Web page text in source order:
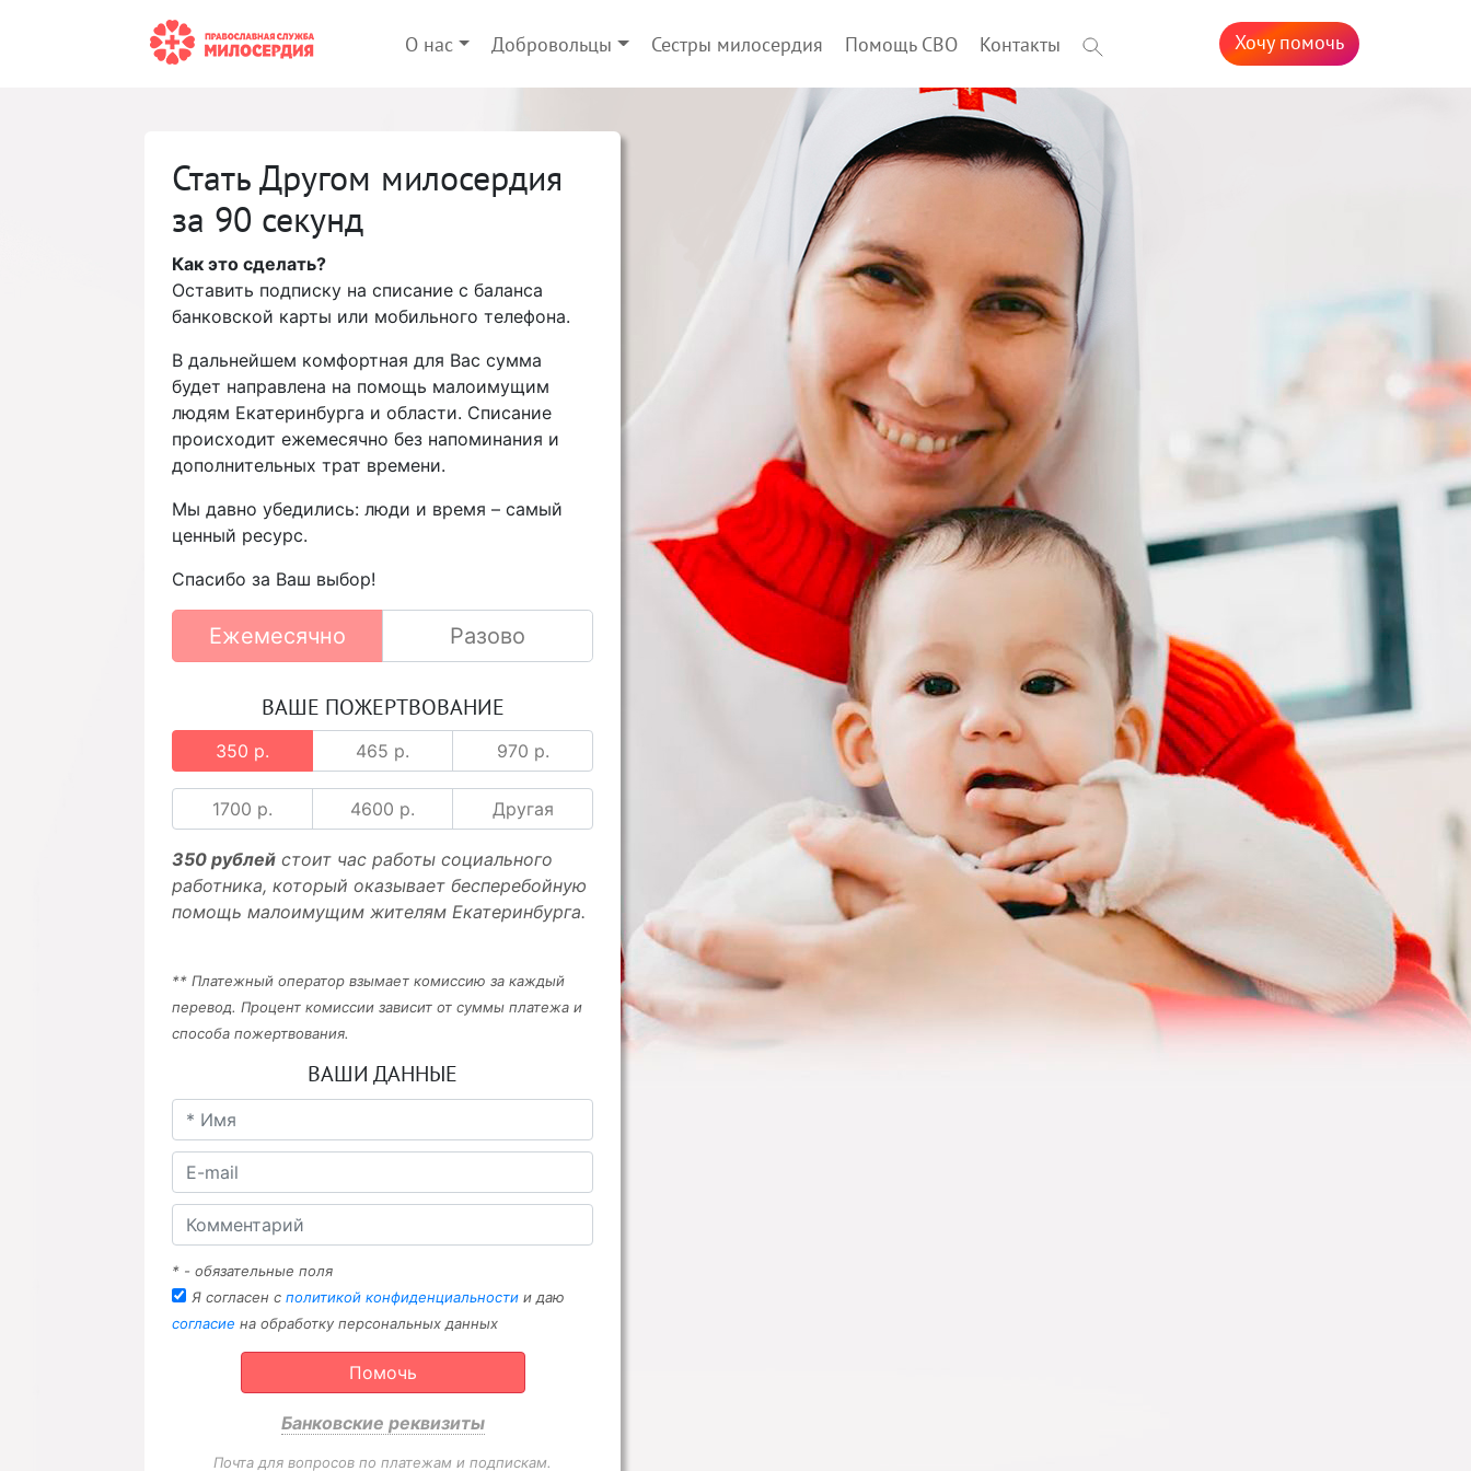
О нас Добровольцы Сестры милосердия Помощь СВО Контакты Хочу помочь
Стать Другом милосердия
за 90 секунд
Как это сделать?
Оставить подписку на списание с баланса
банковской карты или мобильного телефона.
В дальнейшем комфортная для Вас сумма
будет направлена на помощь малоимущим
людям Екатеринбурга и области. Списание
происходит ежемесячно без напоминания и
дополнительных трат времени.
Мы давно убедились: люди и время – самый
ценный ресурс.
Спасибо за Ваш выбор!
Ежемесячно Разово
ВАШЕ ПОЖЕРТВОВАНИЕ
350 р. 465 р. 970 р.
1700 р. 4600 р. Другая
350 рублей стоит час работы социального
работника, который оказывает бесперебойную
помощь малоимущим жителям Екатеринбурга.
** Платежный оператор взымает комиссию за каждый
перевод. Процент комиссии зависит от суммы платежа и
способа пожертвования.
ВАШИ ДАННЫЕ
* - обязательные поля
Я согласен с политикой конфиденциальности и даю
согласие на обработку персональных данных
Помочь
Банковские реквизиты
Почта для вопросов по платежам и подпискам.